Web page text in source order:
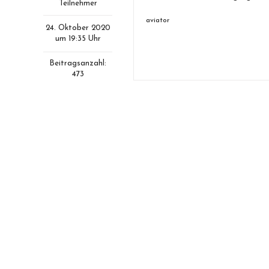
Teilnehmer
24. Oktober 2020
um 19:35 Uhr
Beitragsanzahl:
473
aviator